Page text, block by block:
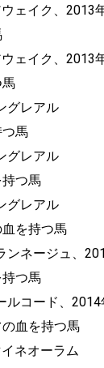
ェイク、
ェイク、
グレアル
馬
グレアル
つ馬
グレアル
を持つ馬
ンネージュ、
つ馬
ルコード、
血を持つ馬
ネオーラム